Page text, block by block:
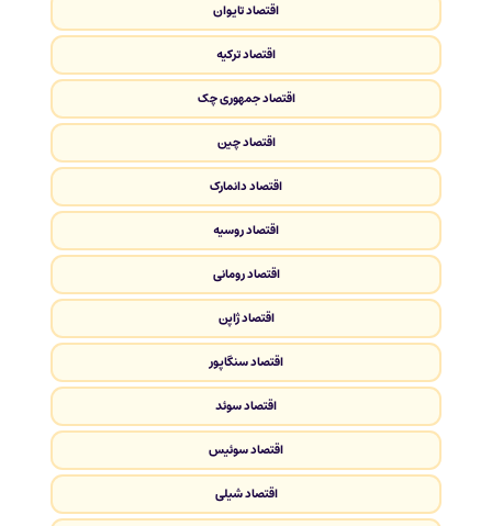
اقتصاد تایوان
اقتصاد ترکیه
اقتصاد جمهوری چک
اقتصاد چین
اقتصاد دانمارک
اقتصاد روسیه
اقتصاد رومانی
اقتصاد ژاپن
اقتصاد سنگاپور
اقتصاد سوئد
اقتصاد سوئیس
اقتصاد شیلی